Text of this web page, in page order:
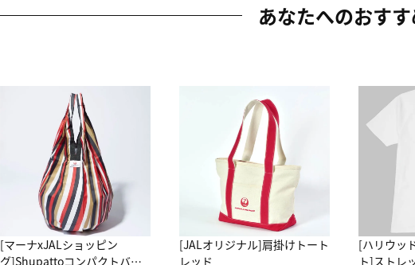
あなたへのおす
[マーナxJALショッピン
グ]Shupattoコンパクトバッ
[JALオリジナル]肩掛けトート
レッド
[ハリウッ
ト]ストレ